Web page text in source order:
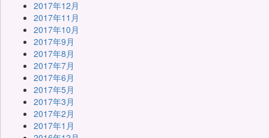
2017年12月
2017年11月
2017年10月
2017年9月
2017年8月
2017年7月
2017年6月
2017年5月
2017年3月
2017年2月
2017年1月